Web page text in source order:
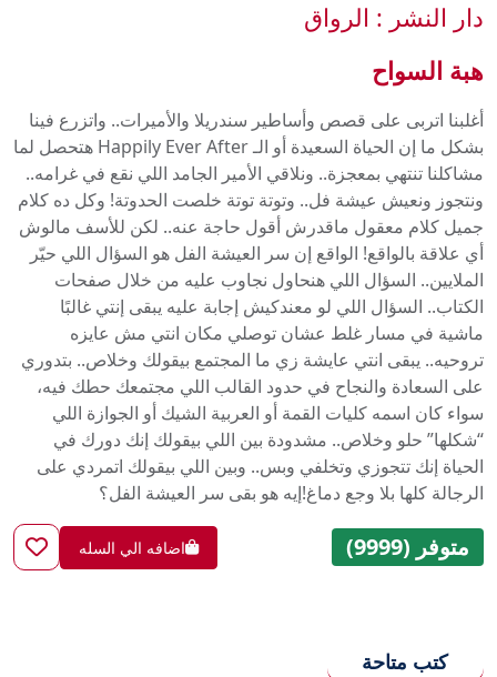
دار النشر : الرواق
هبة السواح
أغلبنا اتربى على قصص وأساطير سندريلا والأميرات.. واتزرع فينا
بشكل ما إن الحياة السعيدة أو الـ Happily Ever After هتحصل لما
مشاكلنا تنتهي بمعجزة.. ونلاقي الأمير الجامد اللي نقع في غرامه..
ونتجوز ونعيش عيشة فل.. وتوتة توتة خلصت الحدوتة! وكل ده كلام
جميل كلام معقول ماقدرش أقول حاجة عنه.. لكن للأسف مالوش
أي علاقة بالواقع! الواقع إن سر العيشة الفل هو السؤال اللي حيّر
الملايين.. السؤال اللي هنحاول نجاوب عليه من خلال صفحات
الكتاب.. السؤال اللي لو معندكيش إجابة عليه يبقى إنتي غالبًا
ماشية في مسار غلط عشان توصلي مكان انتي مش عايزه
تروحيه.. يبقى انتي عايشة زي ما المجتمع بيقولك وخلاص.. بتدوري
على السعادة والنجاح في حدود القالب اللي مجتمعك حطك فيه،
سواء كان اسمه كليات القمة أو العربية الشيك أو الجوازة اللي
“شكلها” حلو وخلاص.. مشدودة بين اللي بيقولك إنك دورك في
الحياة إنك تتجوزي وتخلفي وبس.. وبين اللي بيقولك اتمردي على
الرجالة كلها بلا وجع دماغ!إيه هو بقى سر العيشة الفل؟
متوفر (9999) اضافه الي السله
كتب متاحة